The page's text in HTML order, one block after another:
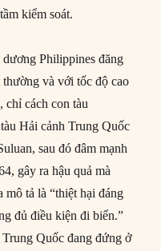
kiểm soát.
Philippines đăng
và với tốc độ cao
chỉ cách con tàu
Hải cảnh Trung Quốc
sau đó đâm mạnh
gây ra hậu quả mà
mô tả là “thiệt hại đáng
đủ điều kiện đi biển.”
Quốc đang đứng ở